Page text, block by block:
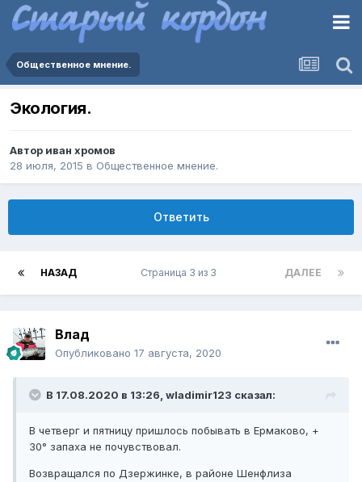
Общественное мнение.
Экология.
Автор иван хромов
28 июля, 2015 в Общественное мнение.
Ответить
НАЗАД ДАЛЕЕ
Страница 3 из 3
Влад
Опубликовано 17 августа, 2020
В 17.08.2020 в 13:26, wladimir123 сказал:
В четверг и пятницу пришлось побывать в Ермаково, +
30° запаха не почувствовал.
Возвращался по Дзержинке, в районе Шенфлиза